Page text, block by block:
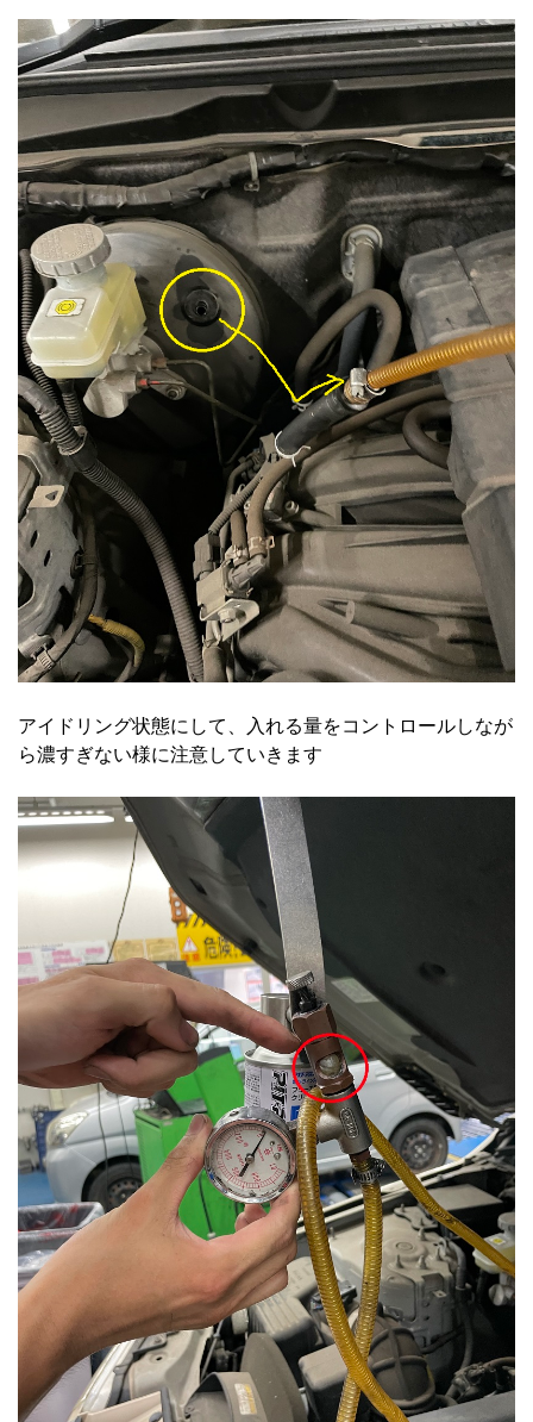
アイドリング状態にして、入れる量をコントロールしなが
ら濃すぎない様に注意していきます